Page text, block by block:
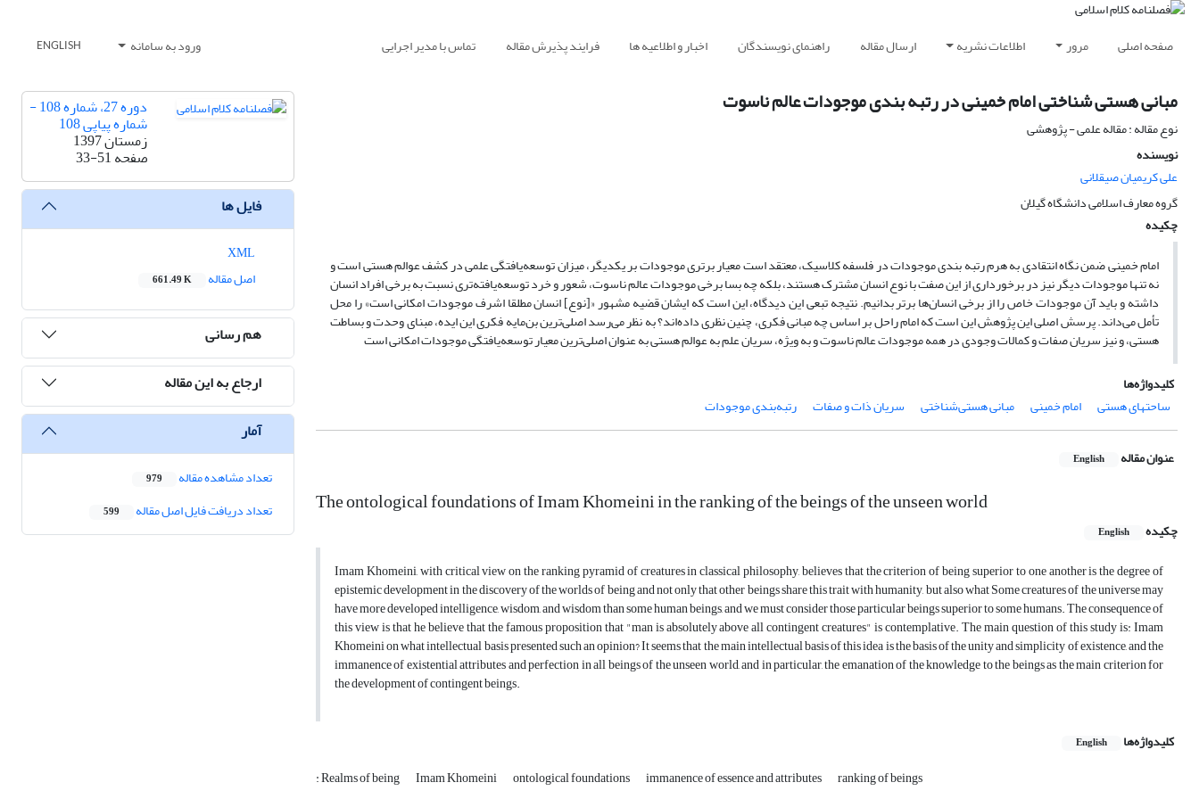
صفحه اصلی مرور اطلاعات نشریه ارسال مقاله راهنمای نویسندگان اخبار و اطلاعیه ها فرایند پذیرش مقاله تماس با مدیر اجرایی ورود به سامانه ENGLISH
مبانی هستی شناختی امام خمینی در رتبه بندی موجودات عالم ناسوت
نوع مقاله : مقاله علمی - پژوهشی
نویسنده
علی کریمیان صیقلانی
گروه معارف اسلامی دانشگاه گیلان
چکیده
امام خمینی ضمن نگاه انتقادی به هرم رتبه بندی موجودات در فلسفه‌ کلاسیک، معتقد است معیار برتری موجودات بر یکدیگر، میزان توسعه‌یافتگی علمی در کشف عوالم هستی است و
نه تنها موجودات دیگر نیز در برخورداری از این صفت با نوع انسان مشترک هستند، بلکه چه بسا برخی موجودات عالم ناسوت، شعور و خرد توسعه‌یافته‌تری نسبت به برخی افراد انسان
داشته و باید آن موجودات خاص را از برخی انسان‌ها برتر بدانیم. نتیجه‌ تبعی این دیدگاه، این است که ایشان قضیه‌ مشهور «[نوع] انسان مطلقا اشرف موجودات امکانی است» را محل
تأمل می‌داند. پرسش اصلی این پژوهش این است که امام راحل بر اساس چه مبانی فکری، چنین نظری داده‌اند؟ به نظر می‌رسد اصلی‌ترین بن‌مایه فکری این ایده، مبنای وحدت و بساطت
هستی، و نیز سریان صفات و کمالات وجودی در همه‌ موجودات عالم ناسوت و به ویژه، سریان علم به عوالم هستی به عنوان اصلی‌ترین معیار توسعه‌یافتگی موجودات امکانی است
کلیدواژه‌ها
ساحتهای هستی
امام خمینی مبانی هستی‌شناختی سریان ذات و صفات رتبه‌بندی موجودات
عنوان مقاله English
The ontological foundations of Imam Khomeini in the ranking of the beings of the unseen world
چکیده English
Imam Khomeini, with critical view on the ranking pyramid of creatures in classical philosophy, believes that the criterion of being superior to one another is the degree of
epistemic development in the discovery of the worlds of being and not only that other beings share this trait with humanity, but also what Some creatures of the universe may
have more developed intelligence, wisdom, and wisdom than some human beings, and we must consider those particular beings superior to some humans. The consequence of
this view is that he believe that the famous proposition that "man is absolutely above all contingent creatures" is contemplative. The main question of this study is: Imam
Khomeini on what intellectual basis presented such an opinion? It seems that the main intellectual basis of this idea is the basis of the unity and simplicity of existence, and the
immanence of existential attributes and perfection in all beings of the unseen world, and in particular, the emanation of the knowledge to the beings as the main criterion for
the development of contingent beings.
کلیدواژه‌ها English
: Realms of being Imam Khomeini ontological foundations immanence of essence and attributes ranking of beings
دوره 27، شماره 108 -
شماره پیاپی 108
زمستان 1397
صفحه33-51
فایل ها
اصل مقاله
661.49 K
هم رسانی
ارجاع به این مقاله
آمار
تعداد مشاهده مقاله 979
تعداد دریافت فایل اصل مقاله 599